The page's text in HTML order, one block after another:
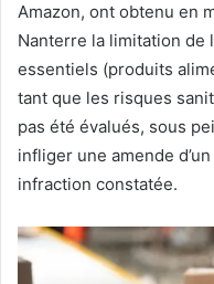
Amazon, ont obtenu en
Nanterre la limitation de
essentiels (produits
tant que les risques
pas été évalués, sous
infliger une amende
infraction constatée.